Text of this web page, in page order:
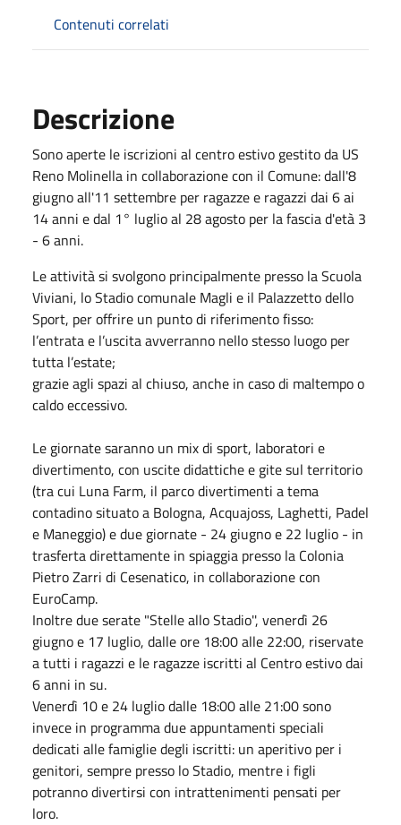
Contenuti correlati
Descrizione
Sono aperte le iscrizioni al centro estivo gestito da US
Reno Molinella in collaborazione con il Comune: dall'8
giugno all'11 settembre per ragazze e ragazzi dai 6 ai
14 anni e dal 1° luglio al 28 agosto per la fascia d'età 3
- 6 anni.
Le attività si svolgono principalmente presso la Scuola
Viviani, lo Stadio comunale Magli e il Palazzetto dello
Sport, per offrire un punto di riferimento fisso:
l’entrata e l’uscita avverranno nello stesso luogo per
tutta l’estate;
grazie agli spazi al chiuso, anche in caso di maltempo o
caldo eccessivo.
Le giornate saranno un mix di sport, laboratori e
divertimento, con uscite didattiche e gite sul territorio
(tra cui Luna Farm, il parco divertimenti a tema
contadino situato a Bologna, Acquajoss, Laghetti, Padel
e Maneggio) e due giornate - 24 giugno e 22 luglio - in
trasferta direttamente in spiaggia presso la Colonia
Pietro Zarri di Cesenatico, in collaborazione con
EuroCamp.
Inoltre due serate "Stelle allo Stadio'', venerdì 26
giugno e 17 luglio, dalle ore 18:00 alle 22:00, riservate
a tutti i ragazzi e le ragazze iscritti al Centro estivo dai
6 anni in su.
Venerdì 10 e 24 luglio dalle 18:00 alle 21:00 sono
invece in programma due appuntamenti speciali
dedicati alle famiglie degli iscritti: un aperitivo per i
genitori, sempre presso lo Stadio, mentre i figli
potranno divertirsi con intrattenimenti pensati per
loro.